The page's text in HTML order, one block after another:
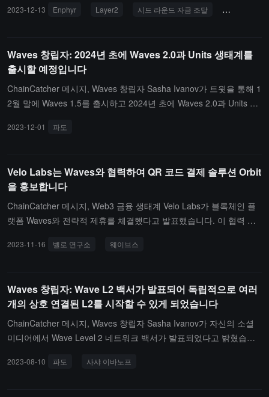
니다.
2023-12-13 Enphyr Layer2 시드 라운드 자금 조달 Waveslab
Waves 창립자: 2024년 초에 Waves 2.0과 Units 생태계를
출시할 예정입니다
ChainCatcher 메시지, Waves 창립자 Sasha Ivanov가 트윗을 통해 1
2월 말에 Waves 1.5를 출시하고 2024년 초에 Waves 2.0과 Units 생
2023-12-01 파도
Velo Labs는 Waves와 협력하여 QR 코드 결제 솔루션 Orbit
을 홍보합니다
ChainCatcher 메시지, Web3 금융 생태계 Velo Labs가 블록체인 플
랫폼 Waves와 전략적 제휴를 체결했다고 발표했습니다. 이 협력 프
시아 지역의 암호화된 국경 간 결제를 촉진하는 것을 목표로 하고 있
2023-11-16 벨로 연구소 웨이브스
Waves 창립자: Wave L2 백서가 발표되어 독립적으로 여러
개의 상호 연결된 L2를 시작할 수 있게 되었습니다
ChainCatcher 메시지, Waves 창립자 Sasha Ivanov가 자신의 소셜
미디어에서 Wave Level 2 네트워크 백서가 발표되었다고 밝혔습니
러 개의 상호 연결된 L2를 독립적으로 출시할 수 있도록 허용합니다.I
2023-08-10 파도 사샤 이바노프